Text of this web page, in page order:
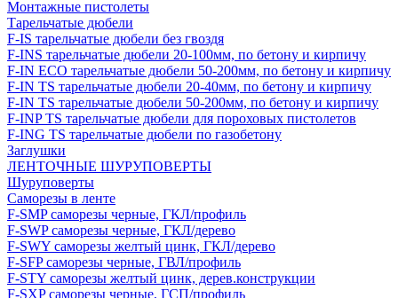
Монтажные пистолеты
Тарельчатые дюбели
F-IS тарельчатые дюбели без гвоздя
F-INS тарельчатые дюбели 20-100мм, по бетону и кирпичу
F-IN ECO тарельчатые дюбели 50-200мм, по бетону и кирпичу
F-IN TS тарельчатые дюбели 20-40мм, по бетону и кирпичу
F-IN TS тарельчатые дюбели 50-200мм, по бетону и кирпичу
F-INP TS тарельчатые дюбели для пороховых пистолетов
F-ING TS тарельчатые дюбели по газобетону
Заглушки
ЛЕНТОЧНЫЕ ШУРУПОВЕРТЫ
Шуруповерты
Саморезы в ленте
F-SMP саморезы черные, ГКЛ/профиль
F-SWP саморезы черные, ГКЛ/дерево
F-SWY саморезы желтый цинк, ГКЛ/дерево
F-SFP саморезы черные, ГВЛ/профиль
F-STY саморезы желтый цинк, дерев.конструкции
F-SXP саморезы черные, ГСП/профиль